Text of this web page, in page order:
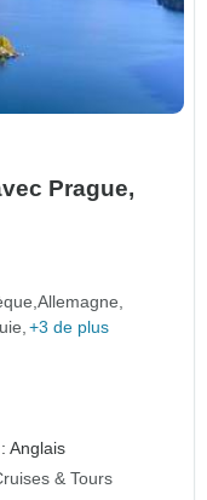
Prague,
Allemagne
+3 de plus
Anglais
& Tours